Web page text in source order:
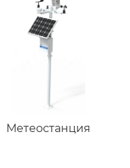
Метеостанция